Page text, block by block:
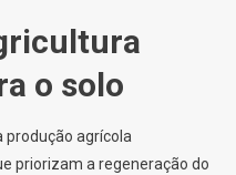
o solo
produção agrícola
priorizam a regeneração do